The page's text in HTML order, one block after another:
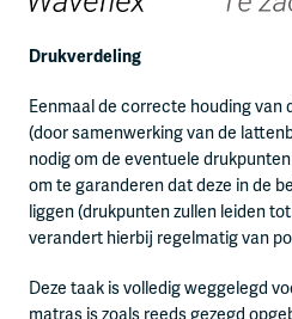
Drukverdeling
Eenmaal de correcte houding van
(door samenwerking van de
nodig om de eventuele
om te garanderen dat deze in de
liggen (drukpunten zullen leiden
verandert hierbij regelmatig van
Deze taak is volledig weggelegd
matras is zoals reeds gezegd